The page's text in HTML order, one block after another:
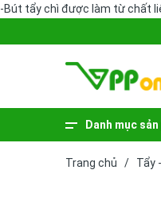
-Bút tẩy chì được làm từ chất
Danh mục sản
Trang chủ / Tẩy